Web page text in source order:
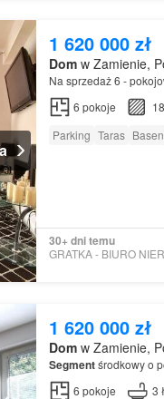
1 620 000 zł
Domw Zamienie,
Na sprzedaż 6 -
6 pokoje
Parking Taras Basen
30+ dni temu
1 620 000 zł
Domw Zamienie,
Segmentśrodkowy o
6 pokoje 3